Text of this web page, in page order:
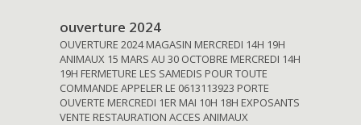
ouverture 2024
OUVERTURE 2024 MAGASIN MERCREDI 14H 19H
ANIMAUX 15 MARS AU 30 OCTOBRE MERCREDI 14H
19H FERMETURE LES SAMEDIS POUR TOUTE
COMMANDE APPELER LE 0613113923 PORTE
OUVERTE MERCREDI 1ER MAI 10H 18H EXPOSANTS
VENTE RESTAURATION ACCES ANIMAUX